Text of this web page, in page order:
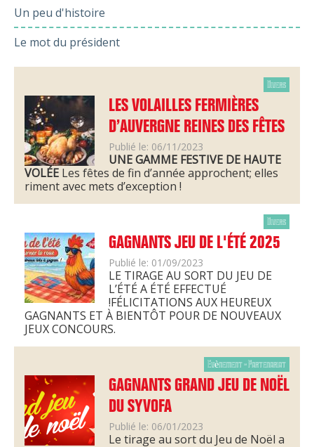
Un peu d'histoire
Le mot du président
Divers
LES VOLAILLES FERMIÈRES
D’AUVERGNE REINES DES FÊTES
Publié le: 06/11/2023
UNE GAMME FESTIVE DE HAUTE
VOLÉE Les fêtes de fin d’année approchent; elles
riment avec mets d’exception !
Divers
GAGNANTS JEU DE L'ÉTÉ 2025
Publié le: 01/09/2023
LE TIRAGE AU SORT DU JEU DE
L’ÉTÉ A ÉTÉ EFFECTUÉ
!FÉLICITATIONS AUX HEUREUX
GAGNANTS ET À BIENTÔT POUR DE NOUVEAUX
JEUX CONCOURS.
Evènement - Partenariat
GAGNANTS GRAND JEU DE NOËL
DU SYVOFA
Publié le: 06/01/2023
Le tirage au sort du Jeu de Noël a